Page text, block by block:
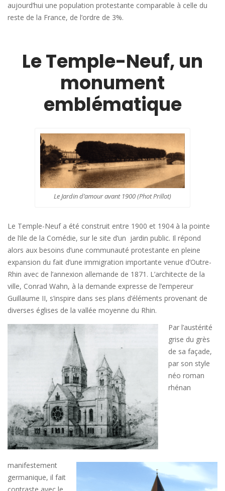
aujourd’hui une population protestante comparable à celle du
reste de la France, de l’ordre de 3%.
Le Temple-Neuf, un
monument
emblématique
Le Jardin d’amour avant 1900 (Phot Prillot)
Le Temple-Neuf a été construit entre 1900 et 1904 à la pointe
de l’ile de la Comédie, sur le site d’un jardin public. Il répond
alors aux besoins d’une communauté protestante en pleine
expansion du fait d’une immigration importante venue d’Outre-
Rhin avec de l’annexion allemande de 1871. L’architecte de la
ville, Conrad Wahn, à la demande expresse de l’empereur
Guillaume II, s’inspire dans ses plans d’éléments provenant de
diverses églises de la vallée moyenne du Rhin.
Par l’austérité
grise du grès
de sa façade,
par son style
néo roman
rhénan
manifestement
germanique, il fait